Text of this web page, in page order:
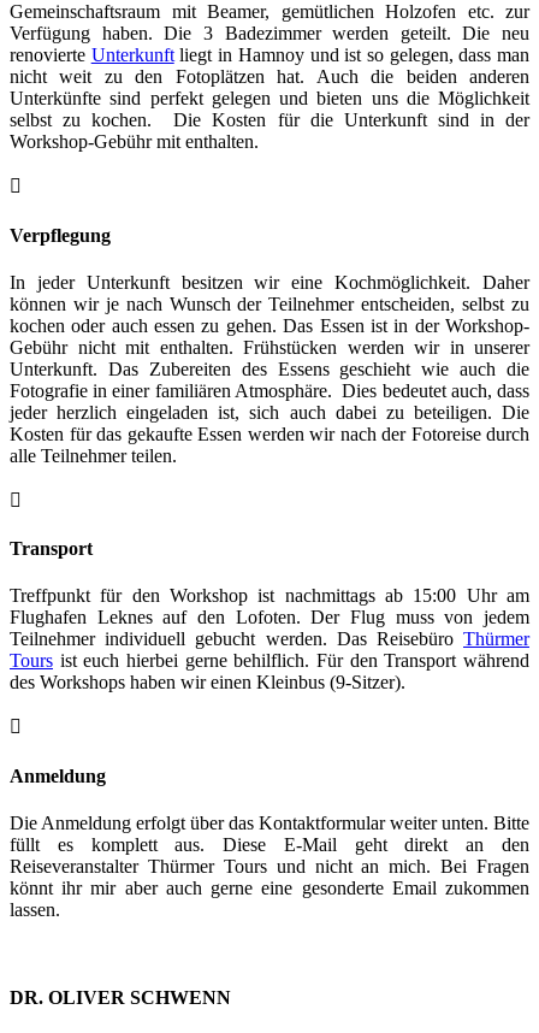
Gemeinschaftsraum mit Beamer, gemütlichen Holzofen etc. zur
Verfügung haben. Die 3 Badezimmer werden geteilt. Die neu
renovierte Unterkunftliegt in Hamnoy und ist so gelegen, dass man
nicht weit zu den Fotoplätzen hat. Auch die beiden anderen
Unterkünfte sind perfekt gelegen und bieten uns die Möglichkeit
selbst zu kochen. Die Kosten für die Unterkunft sind in der
Workshop-Gebühr mit enthalten.

Verpflegung
In jeder Unterkunft besitzen wir eine Kochmöglichkeit. Daher
können wir je nach Wunsch der Teilnehmer entscheiden, selbst zu
kochen oder auch essen zu gehen. Das Essen ist in der Workshop-
Gebühr nicht mit enthalten. Frühstücken werden wir in unserer
Unterkunft. Das Zubereiten des Essens geschieht wie auch die
Fotografie in einer familiären Atmosphäre. Dies bedeutet auch, dass
jeder herzlich eingeladen ist, sich auch dabei zu beteiligen. Die
Kosten für das gekaufte Essen werden wir nach der Fotoreise durch
alle Teilnehmer teilen.

Transport
Treffpunkt für den Workshop ist nachmittags ab 15:00 Uhr am
Flughafen Leknes auf den Lofoten. Der Flug muss von jedem
Teilnehmer individuell gebucht werden. Das Reisebüro Thürmer
Tours ist euch hierbei gerne behilflich. Für den Transport während
des Workshops haben wir einen Kleinbus (9-Sitzer).

Anmeldung
Die Anmeldung erfolgt über das Kontaktformular weiter unten. Bitte
füllt es komplett aus. Diese E-Mail geht direkt an den
Reiseveranstalter Thürmer Tours und nicht an mich. Bei Fragen
könnt ihr mir aber auch gerne eine gesonderte Email zukommen
lassen.
DR. OLIVER SCHWENN